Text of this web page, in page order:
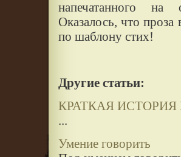
напечатанного на
Оказалось, что
по шаблону стих!
Другие статьи:
КРАТКАЯ
...
Умение говорить